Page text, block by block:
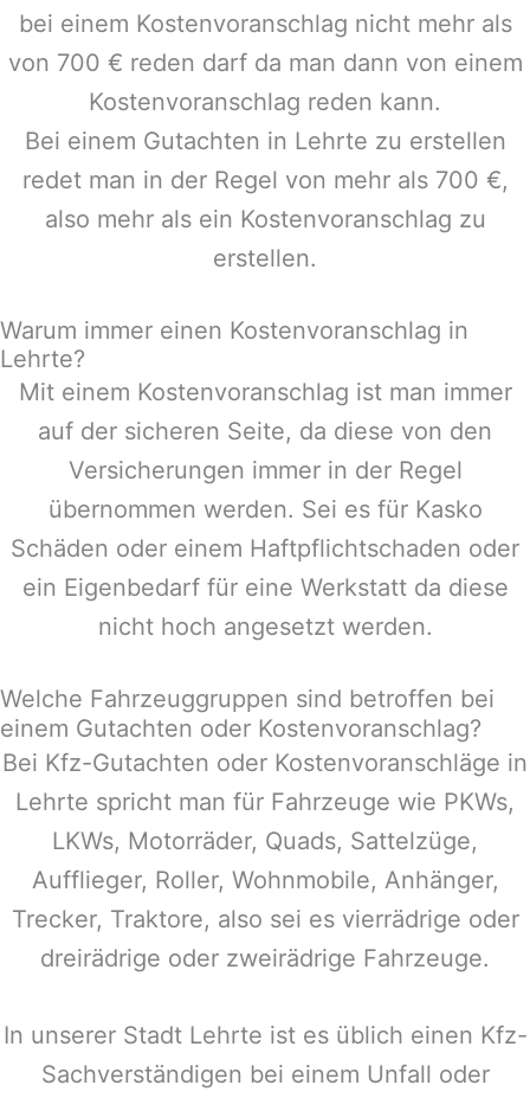
bei einem Kostenvoranschlag nicht mehr als
von 700 € reden darf da man dann von einem
Kostenvoranschlag reden kann.
Bei einem Gutachten in Lehrte zu erstellen
redet man in der Regel von mehr als 700 €,
also mehr als ein Kostenvoranschlag zu
erstellen.
Warum immer einen Kostenvoranschlag in
Lehrte?
Mit einem Kostenvoranschlag ist man immer
auf der sicheren Seite, da diese von den
Versicherungen immer in der Regel
übernommen werden. Sei es für Kasko
Schäden oder einem Haftpflichtschaden oder
ein Eigenbedarf für eine Werkstatt da diese
nicht hoch angesetzt werden.
Welche Fahrzeuggruppen sind betroffen bei
einem Gutachten oder Kostenvoranschlag?
Bei Kfz-Gutachten oder Kostenvoranschläge in
Lehrte spricht man für Fahrzeuge wie PKWs,
LKWs, Motorräder, Quads, Sattelzüge,
Aufflieger, Roller, Wohnmobile, Anhänger,
Trecker, Traktore, also sei es vierrädrige oder
dreirädrige oder zweirädrige Fahrzeuge.
In unserer Stadt Lehrte ist es üblich einen Kfz-
Sachverständigen bei einem Unfall oder